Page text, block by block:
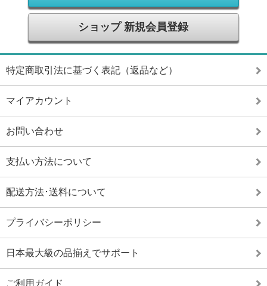
ショップ 新規会員登録
特定商取引法に基づく表記（返品など）
マイアカウント
お問い合わせ
支払い方法について
配送方法･送料について
プライバシーポリシー
日本最大級の品揃えでサポート
ご利用ガイド